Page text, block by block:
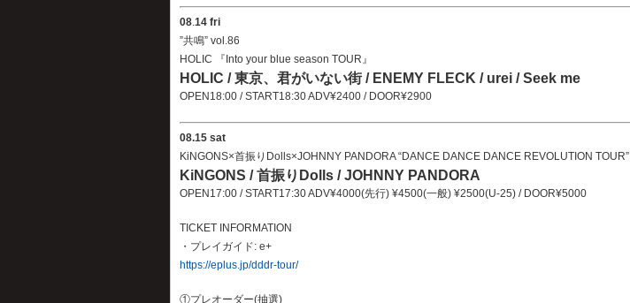
08.14 fri
”共鳴” vol.86
HOLIC 『Into your blue season TOUR』
HOLIC / 東京、君がいない街 / ENEMY FLECK / urei / Seek me
OPEN18:00 / START18:30 ADV¥2400 / DOOR¥2900
08.15 sat
KiNGONS×首振りDolls×JOHNNY PANDORA “DANCE DANCE DANCE REVOLUTION TOUR”
KiNGONS / 首振りDolls / JOHNNY PANDORA
OPEN17:00 / START17:30 ADV¥4000(先行) ¥4500(一般) ¥2500(U-25) / DOOR¥5000
TICKET INFORMATION
・プレイガイド: e+
https://eplus.jp/dddr-tour/
①プレオーダー(抽選)